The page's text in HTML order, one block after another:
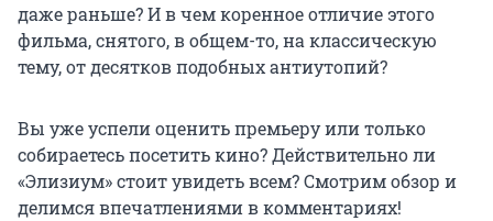
даже раньше? И в чем коренное отличие этого
фильма, снятого, в общем-то, на классическую
тему, от десятков подобных антиутопий?
Вы уже успели оценить премьеру или только
собираетесь посетить кино? Действительно ли
«Элизиум» стоит увидеть всем? Смотрим обзор и
делимся впечатлениями в комментариях!